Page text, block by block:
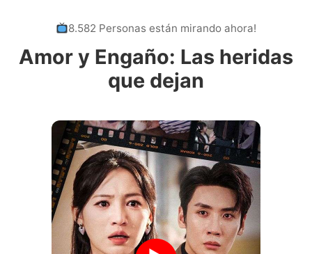
8.582 Personas están mirando ahora!
Amor y Engaño: Las heridas
que dejan